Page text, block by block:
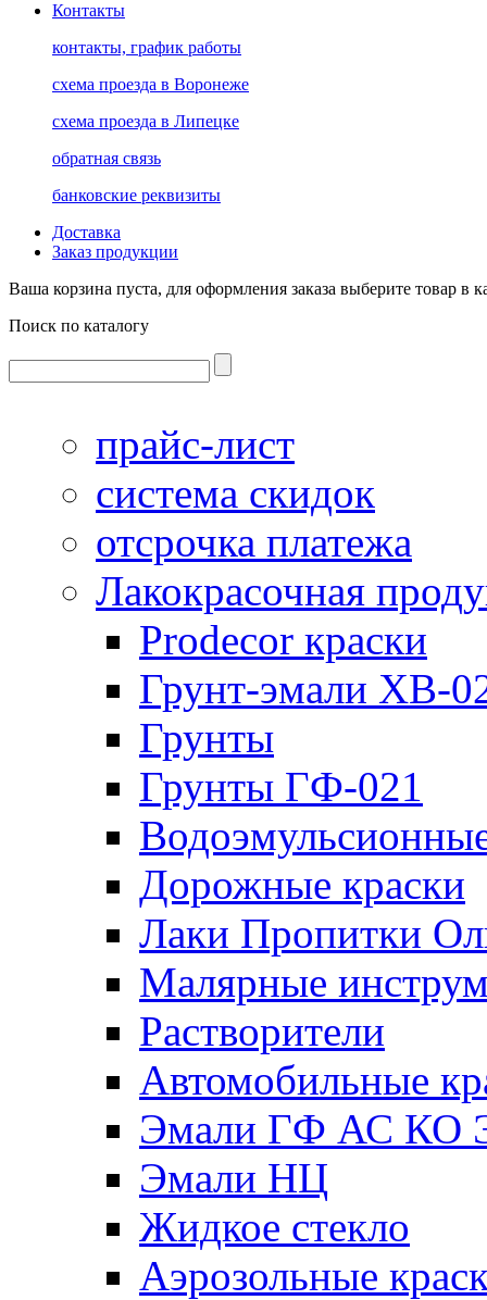
Контакты
контакты, график работы
схема проезда в Воронеже
схема проезда в Липецке
обратная связь
банковские реквизиты
Доставка
Заказ продукции
Ваша корзина пуста, для оформления заказа выберите товар в
Поиск по каталогу
прайс-лист
система скидок
отсрочка платежа
Лакокрасочная
Prodecor краски
Грунт-эмали ХВ-
Грунты
Грунты ГФ-021
Дорожные краски
Лаки Пропитки
Малярные
Растворители
Автомобильные
Эмали ГФ АС КО
Эмали НЦ
Жидкое стекло
Аэрозольные